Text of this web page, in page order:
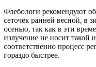
Флебологи рекомендуют
сеточек ранней весной, в
осенью, так как в эти
излучение не носит такой
соответственно процесс
гораздо быстрее.